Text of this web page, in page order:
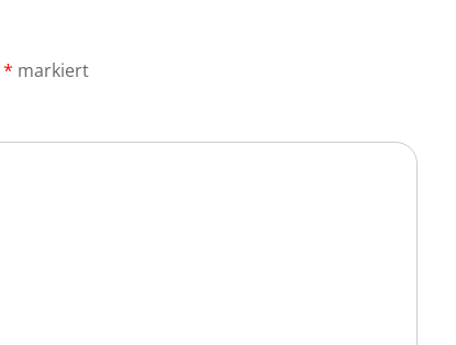
* markiert